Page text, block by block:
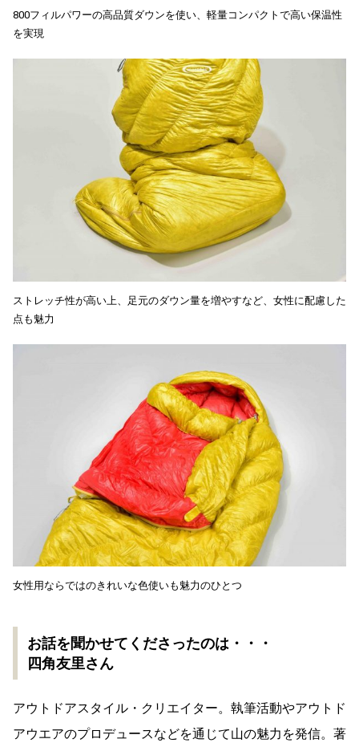
800フィルパワーの高品質ダウンを使い、軽量コンパクトで高い保温性
を実現
ストレッチ性が高い上、足元のダウン量を増やすなど、女性に配慮した
点も魅力
女性用ならではのきれいな色使いも魅力のひとつ
お話を聞かせてくださったのは・・・
四角友里さん
アウトドアスタイル・クリエイター。執筆活動やアウトド
アウエアのプロデュースなどを通じて山の魅力を発信。著